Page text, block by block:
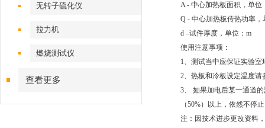
无转子硫化仪
拉力机
燃烧测试仪
查看更多
A - 中心加热板面积，单位
Q - 中心加热板传热功率，
d –试件厚度，单位：m
使用注意事项：
1、测试当中应保证实验
2、热板和冷板设定温度
3、 如果加电后某一通道
（50%）以上，依然不停
注：因技术进步更改资料